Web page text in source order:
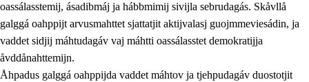
2.3 Vuodulasj tjehpudagá
2.4 Oahppat oahppat
Doaresfágalasj tiemá
oassálasstemij, ásadibmáj ja hábbmimij sivijla sebrudagás. Skåvllå
galggá oahppijt arvusmahttet sjattatjit aktijvalasj guojmmeviesádin, ja
vaddet sidjij máhtudagáv vaj máhtti oassálasstet demokratijja
åvddånahttemijn.
Åhpadus galggá oahppijda vaddet máhtov ja tjehpudagáv duostotjit